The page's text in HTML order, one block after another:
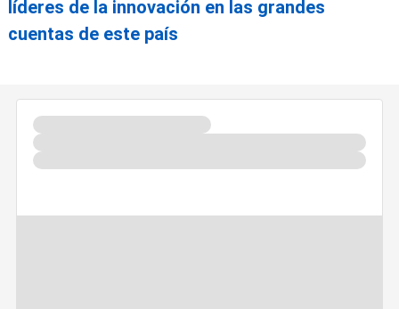
líderes de la innovación en las grandes
cuentas de este país